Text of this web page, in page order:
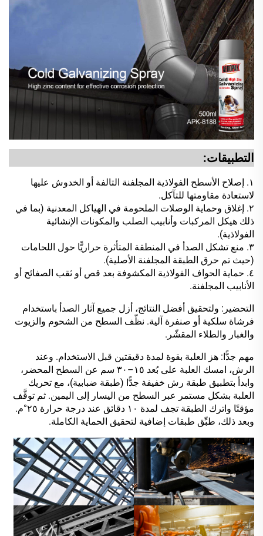
التطبيقات:
١. إصلاح الأسطح الفولاذية المجلفنة التالفة أو الخدوش عليها
لاستعادة مقاومتها للتآكل.
٢. إغلاق وحماية الوصلات الملحومة في الهياكل المعدنية (بما في
ذلك هيكل المركبات وأنابيب الصلب والمكونات الإنشائية
الفولاذية).
٣. منع تشكل الصدأ في المنطقة المتأثرة حراريًّا حول اللحامات
(حيث تم حرق الطبقة المجلفنة الأصلية).
٤. حماية الحواف الفولاذية المكشوفة بعد قص أو ثقب الصفائح أو
الأنابيب المجلفنة.
التحضير: ولتحقيق أفضل النتائج، أزل جميع آثار الصدأ باستخدام
فرشاة سلكية أو صنفرة آلية. نظّف السطح من الشحوم والزيوت
والغبار والطلاء المقشّر.
مهم جدًّا: هز العلبة بقوة لمدة دقيقتين قبل الاستخدام. وعند
الرش، امسك العلبة على بُعد ١٥–٣٠ سم عن السطح المحضر،
وابدأ بتطبيق طبقة رش خفيفة جدًّا (طبقة ضبابية)، مع تحريك
العلبة بشكل مستمر عبر السطح من اليسار إلى اليمين. ثم توقَّف
مؤقتًا واترك الطبقة تجف لمدة ١٠ دقائق عند درجة حرارة ٢٥°م.
وبعد ذلك، طبِّق طبقات إضافية لتحقيق الحماية الكاملة.